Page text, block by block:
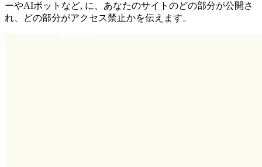
ーやAIボットなど, に、あなたのサイトのどの部分が公開さ
れ、どの部分がアクセス禁止かを伝えます。